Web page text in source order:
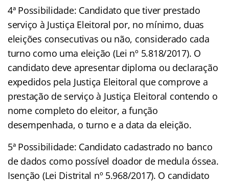
4ª Possibilidade: Candidato que tiver prestado
serviço à Justiça Eleitoral por, no mínimo, duas
eleições consecutivas ou não, considerado cada
turno como uma eleição (Lei nº 5.818/2017). O
candidato deve apresentar diploma ou declaração
expedidos pela Justiça Eleitoral que comprove a
prestação de serviço à Justiça Eleitoral contendo o
nome completo do eleitor, a função
desempenhada, o turno e a data da eleição.
5ª Possibilidade: Candidato cadastrado no banco
de dados como possível doador de medula óssea.
Isenção (Lei Distrital nº 5.968/2017). O candidato